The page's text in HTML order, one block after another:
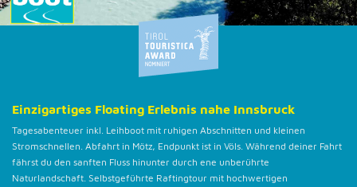
Einzigartiges Floating Erlebnis nahe Innsbruck
Tagesabenteuer inkl. Leihboot mit ruhigen Abschnitten und kleinen
Stromschnellen. Abfahrt in Mötz, Endpunkt ist in Völs. Während deiner Fahrt
fährst du den sanften Fluss hinunter durch ene unberührte
Naturlandschaft. Selbstgeführte Raftingtour mit hochwertigen